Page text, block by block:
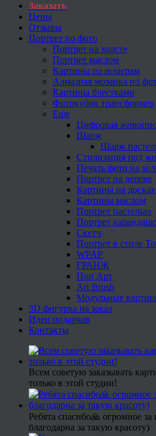
Заказать
Цены
Отзывы
Портрет по фото
Портрет на холсте
Портрет маслом
Картины по номерам
Алмазная мозаика по
Картины блестками
Фотокубик трансформер
Еще
Цифровая
Шарж
Шарж
Стилизация под
Печать фото на
Портрет на дереве
Картины на досках
Картины маслом
Портрет пастелью
Портрет
Скетч
Портрет в стиле
WPAP
ГРАНЖ
Поп Арт
Art Brush
Модульные
3D фигурка на заказ
Идеи подарков
Контакты
Всем советую заказывать
только в этой студии!
Ребята спасибо🙏 огромное
благодарна за такую красоту)